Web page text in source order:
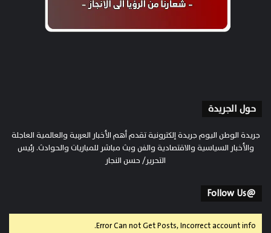
حول الجريدة
جريدة الوطن اليوم جريدة إلكترونية تقدم أهم الأخبار العربية والعالمية العاجلة
والأخبار السياسية والاقتصادية والفن وبث مباشر للمباريات والحوادث. رئيس
التحرير/ حسن النجار
@Follow Us
Error Can not Get Posts, Incorrect account info.